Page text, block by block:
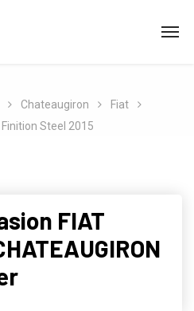
Chateaugiron
Fiat
Steel 2015
FIAT